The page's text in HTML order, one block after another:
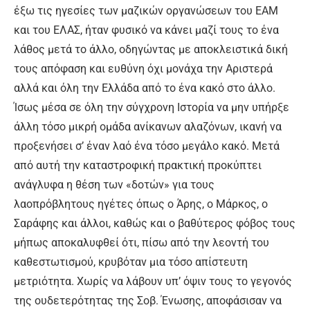
έξω τις ηγεσίες των μαζικών οργανώσεων του ΕΑΜ
και του ΕΛΑΣ, ήταν φυσικό να κάνει μαζί τους το ένα
λάθος μετά το άλλο, οδηγώντας με αποκλειστικά δική
τους απόφαση και ευθύνη όχι μονάχα την Αριστερά
αλλά και όλη την Ελλάδα από το ένα κακό στο άλλο.
Ίσως μέσα σε όλη την σύγχρονη Ιστορία να μην υπήρξε
άλλη τόσο μικρή ομάδα ανίκανων αλαζόνων, ικανή να
προξενήσει σ’ έναν λαό ένα τόσο μεγάλο κακό. Μετά
από αυτή την καταστροφική πρακτική προκύπτει
ανάγλυφα η θέση των «δοτών» για τους
λαοπρόβλητους ηγέτες όπως ο Άρης, ο Μάρκος, ο
Σαράφης και άλλοι, καθώς και ο βαθύτερος φόβος τους
μήπως αποκαλυφθεί ότι, πίσω από την λεοντή του
καθεστωτισμού, κρυβόταν μια τόσο απίστευτη
μετριότητα. Χωρίς να λάβουν υπ’ όψιν τους το γεγονός
της ουδετερότητας της Σοβ. Ένωσης, αποφάσισαν να